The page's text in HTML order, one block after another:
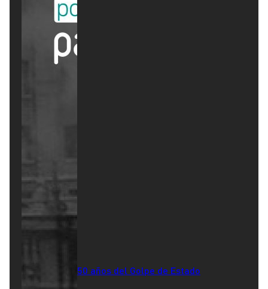
50 años del Golpe de Estado